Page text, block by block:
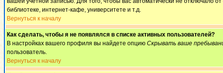
библиотеке, интернет-кафе, университете и т.д.
Вернуться к началу
Как сделать, чтобы я не появлялся в списке активных пользователей?
В настройках вашего профиля вы найдете опцию Скрывать ваше
пользователь.
Вернуться к началу